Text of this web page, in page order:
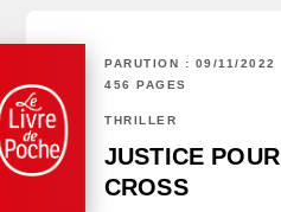
PARUTION : 09/11/2022
456 PAGES
THRILLER
JUSTICE POUR
CROSS